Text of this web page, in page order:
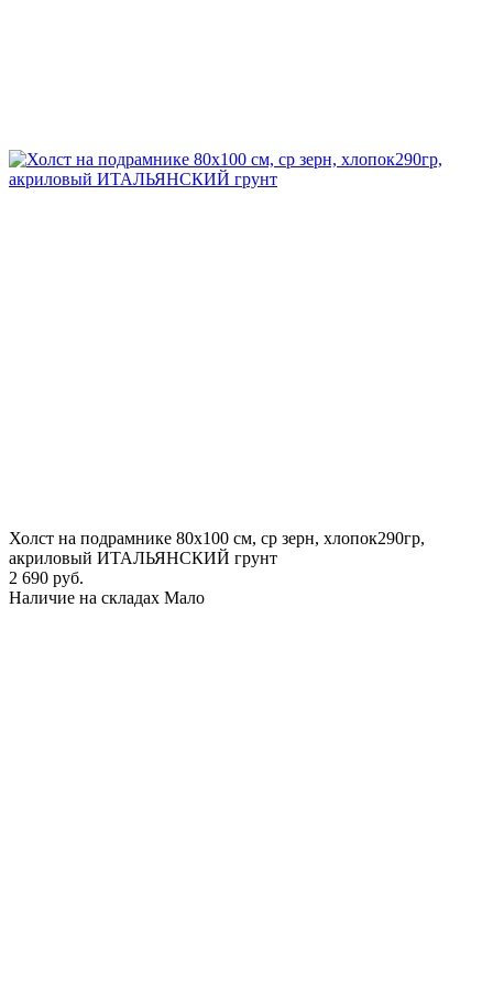
Холст на подрамнике 80х100 см, ср зерн, хлопок290гр,
акриловый ИТАЛЬЯНСКИЙ грунт
2 690 руб.
Наличие на складах Мало